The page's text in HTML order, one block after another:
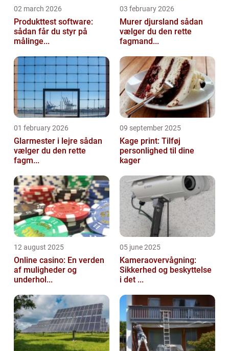
02 march 2026
Produkttest software:
sådan får du styr på
målinge...
03 february 2026
Murer djursland sådan
vælger du den rette
fagmand...
01 february 2026
Glarmester i lejre sådan
vælger du den rette
fagm...
09 september 2025
Kage print: Tilføj
personlighed til dine
kager
12 august 2025
Online casino: En verden
af muligheder og
underhol...
05 june 2025
Kameraovervågning:
Sikkerhed og beskyttelse
i det ...